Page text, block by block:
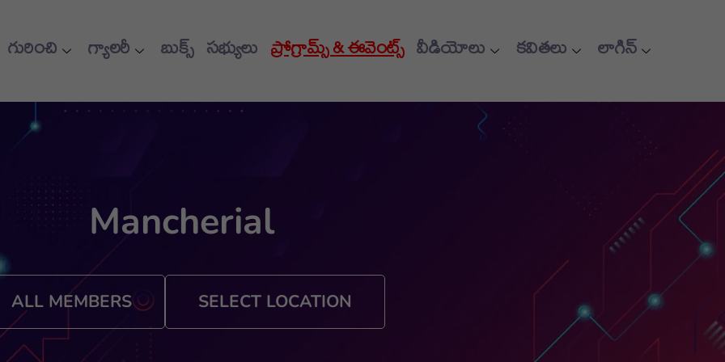
గురించి గ్యాలరీ బుక్స్ సభ్యులు ప్రోగ్రామ్స్ & ఈవెంట్స్ వీడియోలు కవితలు లాగిన్
Mancherial
ALL MEMBERS SELECT LOCATION